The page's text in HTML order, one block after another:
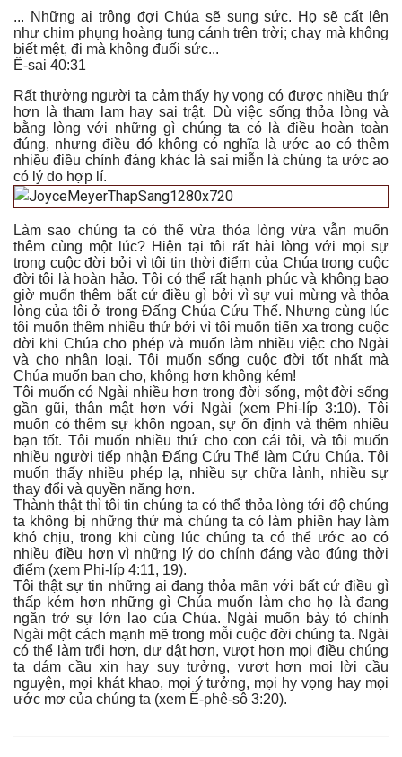
... Những ai trông đợi Chúa sẽ sung sức. Họ sẽ cất lên
như chim phụng hoàng tung cánh trên trời; chạy mà không
biết mệt, đi mà không đuối sức...
Ê-sai 40:31
Rất thường người ta cảm thấy hy vọng có được nhiều thứ
hơn là tham lam hay sai trật. Dù việc sống thỏa lòng và
bằng lòng với những gì chúng ta có là điều hoàn toàn
đúng, nhưng điều đó không có nghĩa là ước ao có thêm
nhiều điều chính đáng khác là sai miễn là chúng ta ước ao
có lý do hợp lí.
Làm sao chúng ta có thể vừa thỏa lòng vừa vẫn muốn
thêm cùng một lúc? Hiện tại tôi rất hài lòng với mọi sự
trong cuộc đời bởi vì tôi tin thời điểm của Chúa trong cuộc
đời tôi là hoàn hảo. Tôi có thể rất hạnh phúc và không bao
giờ muốn thêm bất cứ điều gì bởi vì sự vui mừng và thỏa
lòng của tôi ở trong Đấng Chúa Cứu Thế. Nhưng cùng lúc
tôi muốn thêm nhiều thứ bởi vì tôi muốn tiến xa trong cuộc
đời khi Chúa cho phép và muốn làm nhiều việc cho Ngài
và cho nhân loại. Tôi muốn sống cuộc đời tốt nhất mà
Chúa muốn ban cho, không hơn không kém!
Tôi muốn có Ngài nhiều hơn trong đời sống, một đời sống
gần gũi, thân mật hơn với Ngài (xem Phi-líp 3:10). Tôi
muốn có thêm sự khôn ngoan, sự ổn định và thêm nhiều
bạn tốt. Tôi muốn nhiều thứ cho con cái tôi, và tôi muốn
nhiều người tiếp nhận Đấng Cứu Thế làm Cứu Chúa. Tôi
muốn thấy nhiều phép lạ, nhiều sự chữa lành, nhiều sự
thay đổi và quyền năng hơn.
Thành thật thì tôi tin chúng ta có thể thỏa lòng tới độ chúng
ta không bị những thứ mà chúng ta có làm phiền hay làm
khó chịu, trong khi cùng lúc chúng ta có thể ước ao có
nhiều điều hơn vì những lý do chính đáng vào đúng thời
điểm (xem Phi-líp 4:11, 19).
Tôi thật sự tin những ai đang thỏa mãn với bất cứ điều gì
thấp kém hơn những gì Chúa muốn làm cho họ là đang
ngăn trở sự lớn lao của Chúa. Ngài muốn bày tỏ chính
Ngài một cách mạnh mẽ trong mỗi cuộc đời chúng ta. Ngài
có thể làm trổi hơn, dư dật hơn, vượt hơn mọi điều chúng
ta dám cầu xin hay suy tưởng, vượt hơn mọi lời cầu
nguyện, mọi khát khao, mọi ý tưởng, mọi hy vọng hay mọi
ước mơ của chúng ta (xem Ê-phê-sô 3:20).